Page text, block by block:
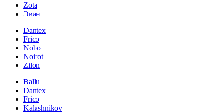
Zota
Эван
Dantex
Frico
Nobo
Noirot
Zilon
Ballu
Dantex
Frico
Kalashnikov